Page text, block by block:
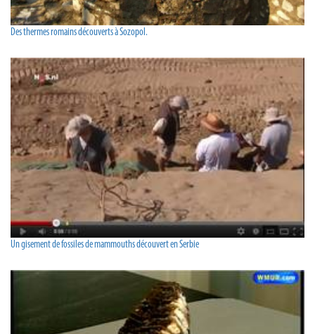
Des thermes romains découverts à Sozopol.
Un gisement de fossiles de mammouths découvert en Serbie